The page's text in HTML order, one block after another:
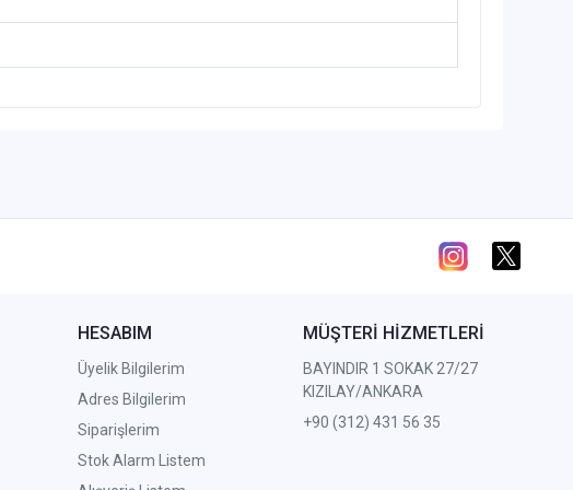
HESABIM
Üyelik Bilgilerim
Adres Bilgilerim
Siparişlerim
Stok Alarm Listem
MÜŞTERİ HİZMETLERİ
BAYINDIR 1 SOKAK 27/27
KIZILAY/ANKARA
+90 (312) 431 56 35